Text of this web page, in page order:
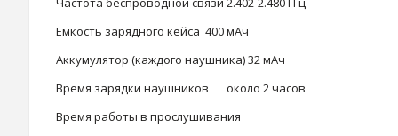
Емкость зарядного кейса 400 мАч
Аккумулятор (каждого наушника)32 мАч
Время зарядки наушников
около 2 часов
Время работы в прослушивания